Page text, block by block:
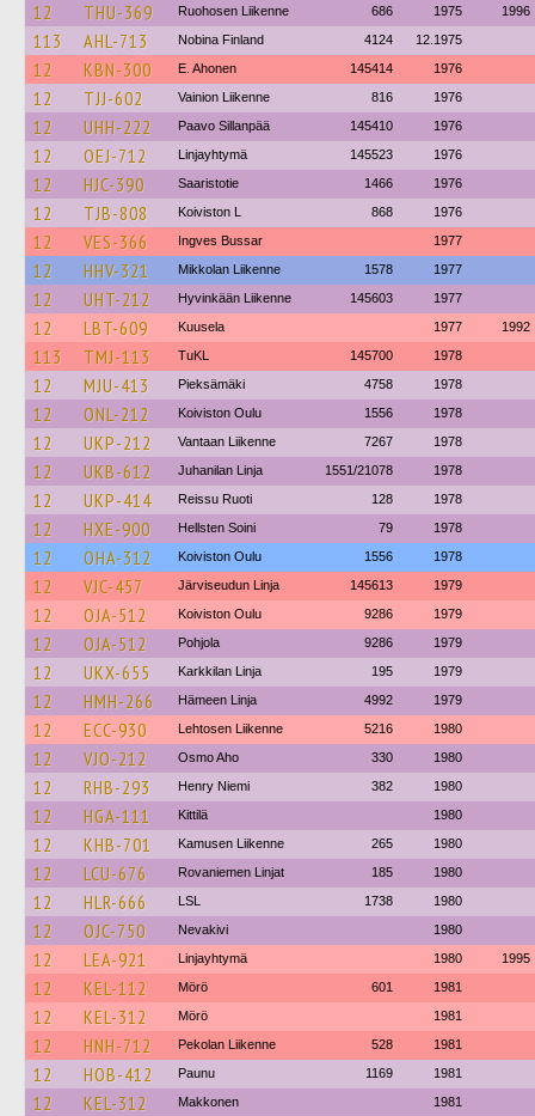
12 THU-369 Ruohosen Liikenne 686 1975 1996
113 AHL-713 Nobina Finland 4124 12.1975
12 KBN-300 E. Ahonen 145414 1976
12 TJJ-602 Vainion Liikenne 816 1976
12 UHH-222 Paavo Sillanpää 145410 1976
12 OEJ-712 Linjayhtymä 145523 1976
12 HJC-390 Saaristotie 1466 1976
12 TJB-808 Koiviston L 868 1976
12 VES-366 Ingves Bussar 1977
12 HHV-321 Mikkolan Liikenne 1578 1977
12 UHT-212 Hyvinkään Liikenne 145603 1977
12 LBT-609 Kuusela 1977 1992
113 TMJ-113 TuKL 145700 1978
12 MJU-413 Pieksämäki 4758 1978
12 ONL-212 Koiviston Oulu 1556 1978
12 UKP-212 Vantaan Liikenne 7267 1978
12 UKB-612 Juhanilan Linja 1551/21078 1978
12 UKP-414 Reissu Ruoti 128 1978
12 HXE-900 Hellsten Soini 79 1978
12 OHA-312 Koiviston Oulu 1556 1978
12 VJC-457 Järviseudun Linja 145613 1979
12 OJA-512 Koiviston Oulu 9286 1979
12 OJA-512 Pohjola 9286 1979
12 UKX-655 Karkkilan Linja 195 1979
12 HMH-266 Hämeen Linja 4992 1979
12 ECC-930 Lehtosen Liikenne 5216 1980
12 VJO-212 Osmo Aho 330 1980
12 RHB-293 Henry Niemi 382 1980
12 HGA-111 Kittilä 1980
12 KHB-701 Kamusen Liikenne 265 1980
12 LCU-676 Rovaniemen Linjat 185 1980
12 HLR-666 LSL 1738 1980
12 OJC-750 Nevakivi 1980
12 LEA-921 Linjayhtymä 1980 1995
12 KEL-112 Mörö 601 1981
12 KEL-312 Mörö 1981
12 HNH-712 Pekolan Liikenne 528 1981
12 HOB-412 Paunu 1169 1981
12 KEL-312 Makkonen 1981